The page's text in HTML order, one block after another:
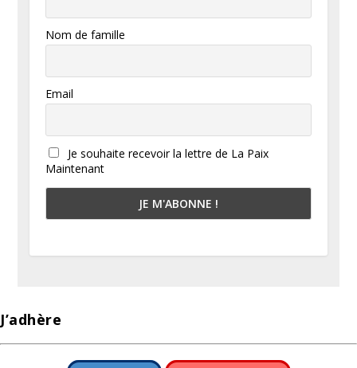
Nom de famille
Email
Je souhaite recevoir la lettre de La Paix
Maintenant
J’adhère